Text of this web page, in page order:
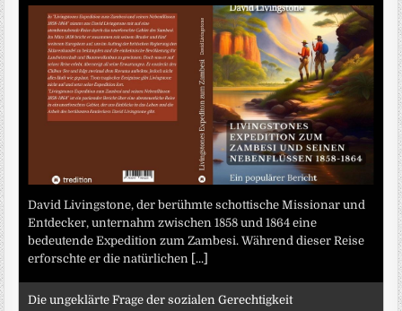
David Livingstone, der berühmte schottische Missionar und
Entdecker, unternahm zwischen 1858 und 1864 eine
bedeutende Expedition zum Zambesi. Während dieser Reise
erforschte er die natürlichen
[...]
Die ungeklärte Frage der sozialen Gerechtigkeit